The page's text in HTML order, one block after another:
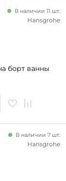
борт ванны
В наличии 11 шт.
Hansgrohe
В наличии 7 шт.
Hansgrohe